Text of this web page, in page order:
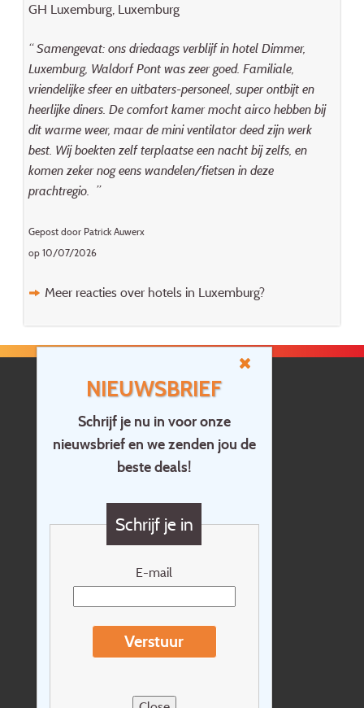
NIEUWSBRIEF
Schrijf je nu in voor onze
nieuwsbrief en we zenden jou de
beste deals!
Schrijf je in
E-mail
Verstuur
GH Luxemburg, Luxemburg
“ Samengevat: ons driedaags verblijf in hotel Dimmer,
Luxemburg, Waldorf Pont was zeer goed. Familiale,
vriendelijke sfeer en uitbaters-personeel, super ontbijt en
heerlijke diners. De comfort kamer mocht airco hebben bij
dit warme weer, maar de mini ventilator deed zijn werk
best. Wij boekten zelf terplaatse een nacht bij zelfs, en
komen zeker nog eens wandelen/fietsen in deze
prachtregio. ”
Gepost door Patrick Auwerx
op 10/07/2026
Meer reacties over hotels in Luxemburg?
Home
Contact
Vragen?
Cadeaubon
Nieuwsbrief
Reisvoorwaarden
Sitemap